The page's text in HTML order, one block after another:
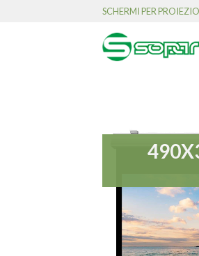
SCHERMI PER